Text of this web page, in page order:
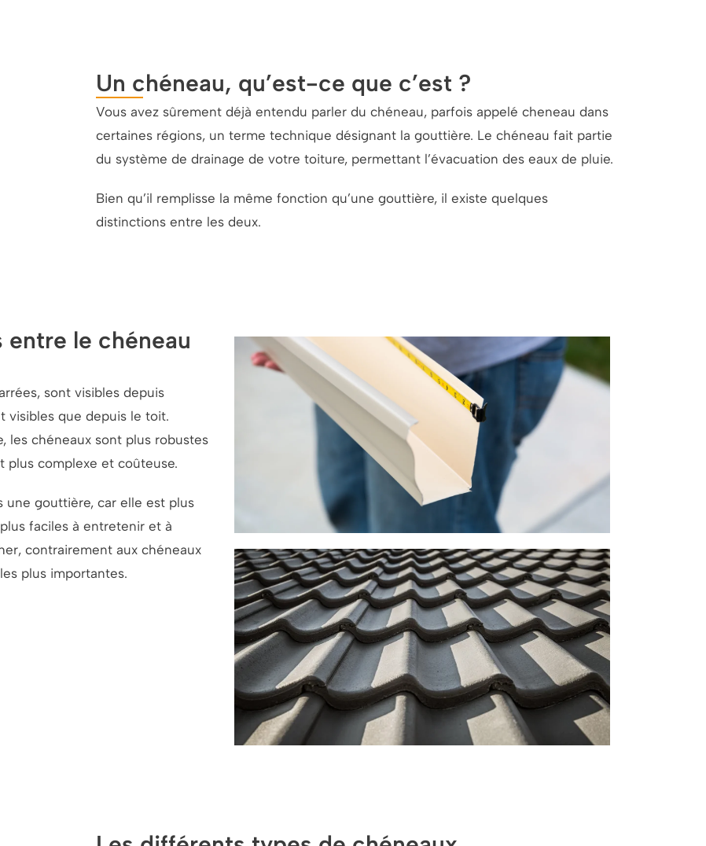
Un chéneau, qu’est-ce que c’est ?
Vous avez sûrement déjà entendu parler du chéneau, parfois appelé cheneau dans
certaines régions, un terme technique désignant la gouttière. Le chéneau fait partie
du système de drainage de votre toiture, permettant l’évacuation des eaux de pluie.
Bien qu’il remplisse la même fonction qu’une gouttière, il existe quelques
distinctions entre les deux.
le chéneau
sont visibles depuis
visibles que depuis le toit.
les chéneaux sont plus robustes
plus complexe et coûteuse.
une gouttière, car elle est plus
faciles à entretenir et à
contrairement aux chéneaux
plus importantes.